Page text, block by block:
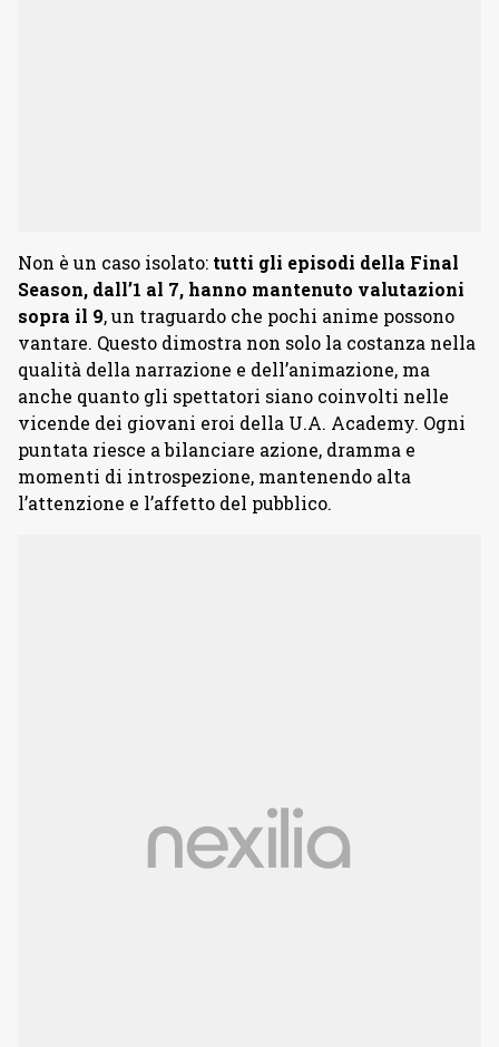
Non è un caso isolato: tutti gli episodi della Final
Season, dall’1 al 7, hanno mantenuto valutazioni
sopra il 9, un traguardo che pochi anime possono
vantare. Questo dimostra non solo la costanza nella
qualità della narrazione e dell’animazione, ma
anche quanto gli spettatori siano coinvolti nelle
vicende dei giovani eroi della U.A. Academy. Ogni
puntata riesce a bilanciare azione, dramma e
momenti di introspezione, mantenendo alta
l’attenzione e l’affetto del pubblico.